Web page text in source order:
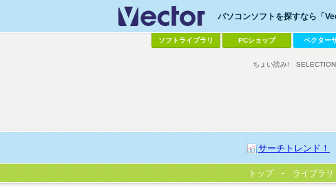
パソコンソフトを探すなら「
ソフトライブラリ PCショップ ベクター
サーチトレンド！
ちょい読み! SELECTION
トップ ライブラリ